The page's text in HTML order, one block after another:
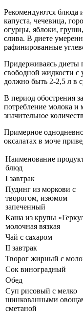
Рекомендуются блюда
капуста, чечевица,
огурцы, яблоки,
слива. В диете
рафинированные
Придерживаясь диеты
свободной жидкости с
должно быть 2-2,5 л в
В период обострения
потребление молока
значительное
Примерное
оксалатах в моче
Наименование
блюд
I завтрак
Пудинг из моркови с
творогом, изюмом
запеченный
Каша из крупы
молочная вязкая
Чай с сахаром
II завтрак
Творог жирный с
Сок виноградный
Обед
Суп рисовый с мелко
шинкован­ными
сметаной